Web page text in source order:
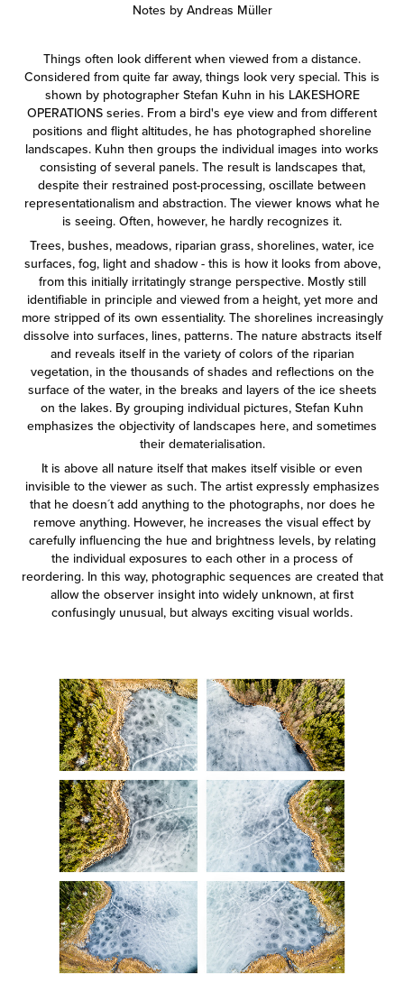
Notes by Andreas Müller
Things often look different when viewed from a distance.
Considered from quite far away, things look very special. This is
shown by photographer Stefan Kuhn in his LAKESHORE
OPERATIONS series. From a bird's eye view and from different
positions and flight altitudes, he has photographed shoreline
landscapes. Kuhn then groups the individual images into works
consisting of several panels. The result is landscapes that,
despite their restrained post-processing, oscillate between
representationalism and abstraction. The viewer knows what he
is seeing. Often, however, he hardly recognizes it.
Trees, bushes, meadows, riparian grass, shorelines, water, ice
surfaces, fog, light and shadow - this is how it looks from above,
from this initially irritatingly strange perspective. Mostly still
identifiable in principle and viewed from a height, yet more and
more stripped of its own essentiality. The shorelines increasingly
dissolve into surfaces, lines, patterns. The nature abstracts itself
and reveals itself in the variety of colors of the riparian
vegetation, in the thousands of shades and reflections on the
surface of the water, in the breaks and layers of the ice sheets
on the lakes. By grouping individual pictures, Stefan Kuhn
emphasizes the objectivity of landscapes here, and sometimes
their dematerialisation.
It is above all nature itself that makes itself visible or even
invisible to the viewer as such. The artist expressly emphasizes
that he doesn´t add anything to the photographs, nor does he
remove anything. However, he increases the visual effect by
carefully influencing the hue and brightness levels, by relating
the individual exposures to each other in a process of
reordering. In this way, photographic sequences are created that
allow the observer insight into widely unknown, at first
confusingly unusual, but always exciting visual worlds.